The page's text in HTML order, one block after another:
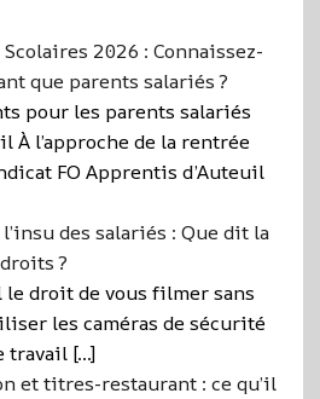
2026 : Connaissez-
que parents salariés ?
pour les parents salariés
À l’approche de la rentrée
FO Apprentis d’Auteuil
des salariés : Que dit la
?
droit de vous filmer sans
les caméras de sécurité
travail […]
et titres-restaurant : ce qu’il